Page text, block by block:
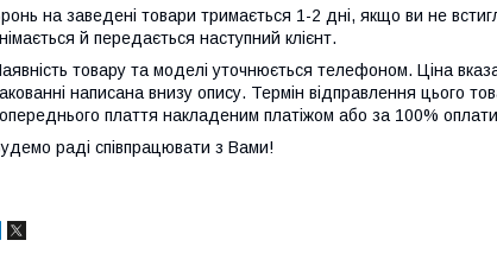
на заведені товари тримається 1-2 дні, якщо ви не
й передається наступний клієнт.
товару та моделі уточнюється телефоном. Ціна
написана внизу опису. Термін відправлення цього
плаття накладеним платіжом або за 100%
раді співпрацювати з Вами!